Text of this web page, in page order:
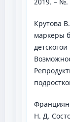
Крутова
маркеры
Н. Д.